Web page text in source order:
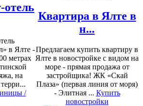
в Ялте -
метрах
на
/
Квартира в Ялте в
н...
Предлагаем купить квартиру в
Ялте в новостройке с видом на
море - прямая продажа от
застройщика! ЖК «Скай
Плаза» (первая линия от моря)
- Элитная ... Купить
новостройки